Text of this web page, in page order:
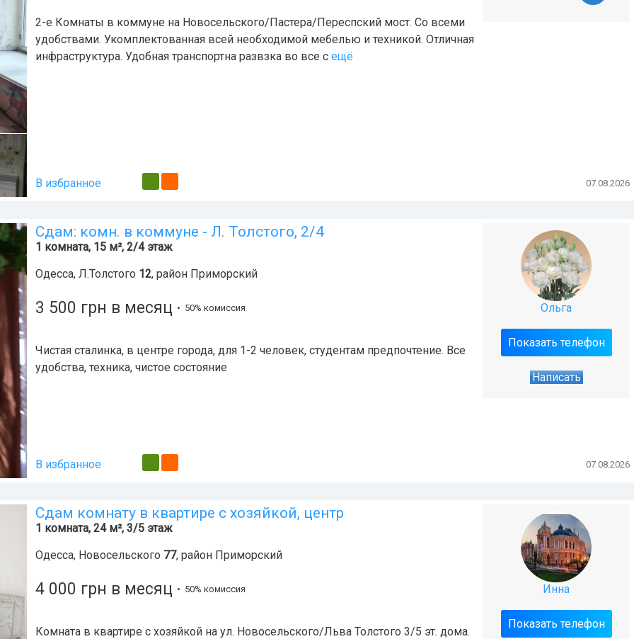
2-е Комнаты в коммуне на Новосельского/Пастера/Переспский мост. Со всеми
удобствами. Укомплектованная всей необходимой мебелью и техникой. Отличная
инфраструктура. Удобная транспортна развзка во все с ещё
В избранное 07.08.2026
Сдам: комн. в коммуне - Л. Толстого, 2/4
1 комната, 15 м², 2/4 этаж
Одесса, Л.Толстого 12, район Приморский
3 500 грн в месяц • 50% комиссия
Чистая сталинка, в центре города, для 1-2 человек, студентам предпочтение. Все
удобства, техника, чистое состояние
Ольга
Показать телефон
Написать
В избранное 07.08.2026
Сдам комнату в квартире с хозяйкой, центр
1 комната, 24 м², 3/5 этаж
Одесса, Новосельского 77, район Приморский
4 000 грн в месяц • 50% комиссия
Комната в квартире с хозяйкой на ул. Новосельского/Льва Толстого 3/5 эт. дома.
Инна
Показать телефон